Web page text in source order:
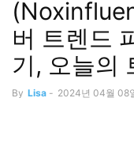
버 트렌드
기, 오늘의
By Lisa - 2024년 04월 08